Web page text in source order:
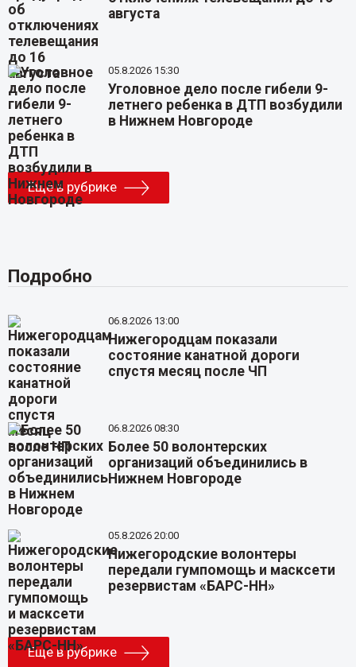
августа
05.8.2026 15:30
Уголовное дело после гибели 9-
летнего ребенка в ДТП возбудили
в Нижнем Новгороде
Еще в рубрике
Подробно
06.8.2026 13:00
Нижегородцам показали
состояние канатной дороги
спустя месяц после ЧП
06.8.2026 08:30
Более 50 волонтерских
организаций объединились в
Нижнем Новгороде
05.8.2026 20:00
Нижегородские волонтеры
передали гумпомощь и масксети
резервистам «БАРС-НН»
Еще в рубрике